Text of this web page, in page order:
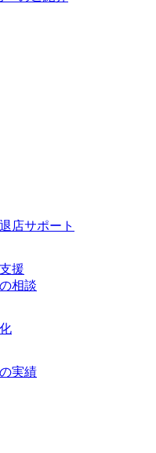
店サポート
援
相談
実績